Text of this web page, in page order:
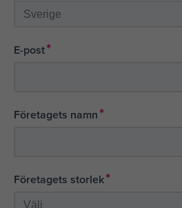
E-post*
Företagets namn*
Företagets storlek*